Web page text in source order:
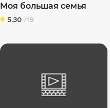
Моя большая семья
5.30 /19